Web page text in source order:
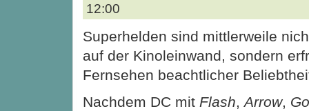
12:00
Superhelden sind mittlerweile
auf der Kinoleinwand, sondern
Fernsehen beachtlicher
Nachdem DC mit Flash,Arrow,